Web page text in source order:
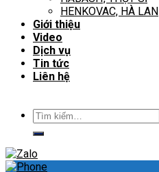
HENKOVAC, HÀ LAN
Giới thiệu
Video
Dịch vụ
Tin tức
Liên hệ
Tìm
kiếm: